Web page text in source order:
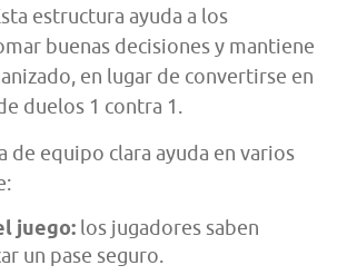
estructura ayuda a los
buenas decisiones y mantiene
en lugar de convertirse en
duelos 1 contra 1.
de equipo clara ayuda en varios
juego: los jugadores saben
un pase seguro.